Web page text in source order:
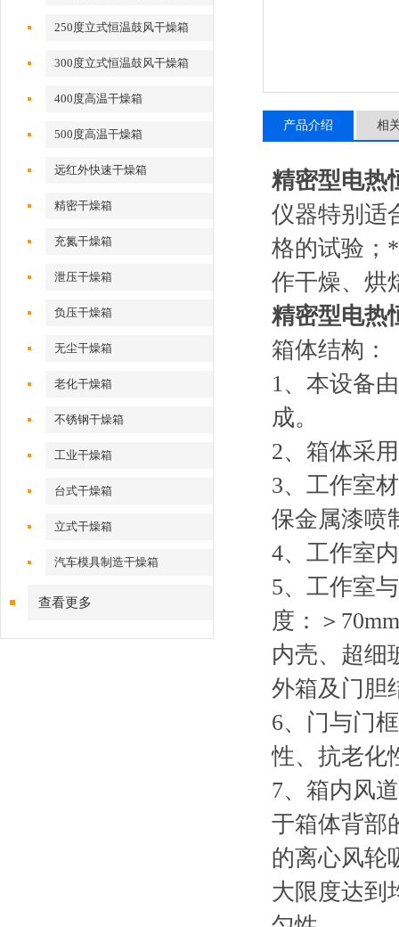
250度立式恒温鼓风干燥箱
300度立式恒温鼓风干燥箱
400度高温干燥箱
500度高温干燥箱
远红外快速干燥箱
精密干燥箱
充氮干燥箱
泄压干燥箱
负压干燥箱
无尘干燥箱
老化干燥箱
不锈钢干燥箱
工业干燥箱
台式干燥箱
立式干燥箱
汽车模具制造干燥箱
查看更多
产品介绍 相
精密型电热
仪器特别适
格的试验；
作干燥、烘
精密型电热
箱体结构：
1、本设备
成。
2、箱体采
3、工作室
保金属漆喷
4、工作室
5、工作室
度：＞
内壳、超细
外箱及门胆
6、门与门
性、抗老化
7、箱内风
于箱体背部
的离心风轮
大限度达到